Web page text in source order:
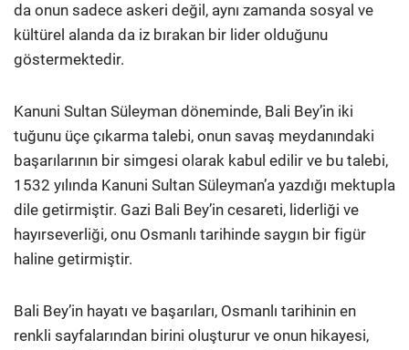
da onun sadece askeri değil, aynı zamanda sosyal ve
kültürel alanda da iz bırakan bir lider olduğunu
göstermektedir.
Kanuni Sultan Süleyman döneminde, Bali Bey’in iki
tuğunu üçe çıkarma talebi, onun savaş meydanındaki
başarılarının bir simgesi olarak kabul edilir ve bu talebi,
1532 yılında Kanuni Sultan Süleyman’a yazdığı mektupla
dile getirmiştir. Gazi Bali Bey’in cesareti, liderliği ve
hayırseverliği, onu Osmanlı tarihinde saygın bir figür
haline getirmiştir.
Bali Bey’in hayatı ve başarıları, Osmanlı tarihinin en
renkli sayfalarından birini oluşturur ve onun hikayesi,